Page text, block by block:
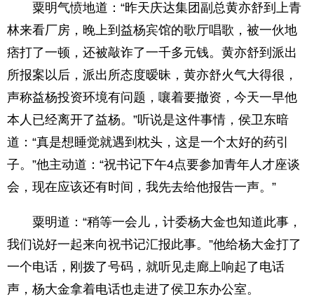
粟明气愤地道：“昨天庆达集团副总黄亦舒到上青
林来看厂房，晚上到益杨宾馆的歌厅唱歌，被一伙地
痞打了一顿，还被敲诈了一千多元钱。黄亦舒到派出
所报案以后，派出所态度暧昧，黄亦舒火气大得很，
声称益杨投资环境有问题，嚷着要撤资，今天一早他
本人已经离开了益杨。”听说是这件事情，侯卫东暗
道：“真是想睡觉就遇到枕头，这是一个太好的药引
子。”他主动道：“祝书记下午4点要参加青年人才座谈
会，现在应该还有时间，我先去给他报告一声。”
粟明道：“稍等一会儿，计委杨大金也知道此事，
我们说好一起来向祝书记汇报此事。”他给杨大金打了
一个电话，刚拨了号码，就听见走廊上响起了电话
声，杨大金拿着电话也走进了侯卫东办公室。